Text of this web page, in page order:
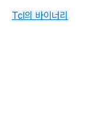
Tcl의 바이너리